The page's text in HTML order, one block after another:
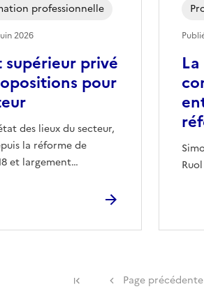
supérieur privé
pour
des lieux du secteur,
la réforme de
et largement…
professionnelle
2026
Première page
Page précédente